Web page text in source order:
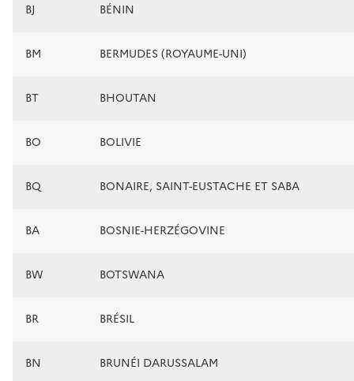
BJ BÉNIN
BM BERMUDES (ROYAUME-UNI)
BT BHOUTAN
BO BOLIVIE
BQ BONAIRE, SAINT-EUSTACHE ET SABA
BA BOSNIE-HERZÉGOVINE
BW BOTSWANA
BR BRÉSIL
BN BRUNÉI DARUSSALAM